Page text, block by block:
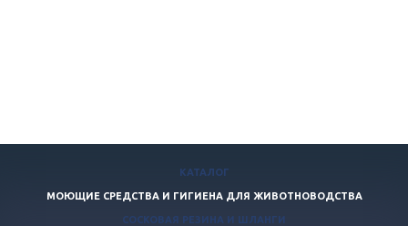
КАТАЛОГ
МОЮЩИЕ СРЕДСТВА И ГИГИЕНА ДЛЯ ЖИВОТНОВОДСТВА
СОСКОВАЯ РЕЗИНА И ШЛАНГИ